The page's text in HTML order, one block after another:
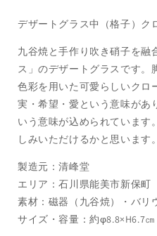
デザートグラス中（格子）ク
九谷焼と手作り吹き硝子を融
ス」のデザートグラスです。
色彩を用いた可愛らしいクロ
実・希望・愛という意味があ
いう意味が込められています
しみいただけるかと思います
製造元：清峰堂
エリア：石川県能美市新保町
素材：磁器（九谷焼）・バリ
サイズ・容量：約φ8.8×H6.7㎝